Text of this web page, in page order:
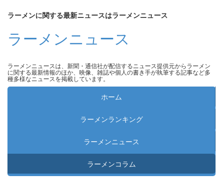
ラーメンに関する最新ニュースはラーメンニュース
ラーメンニュース
ラーメンニュースは、新聞・通信社が配信するニュース提供元からラーメン
に関する最新情報のほか、映像、雑誌や個人の書き手が執筆する記事など多
種多様なニュースを掲載しています。
ホーム
ラーメンランキング
ラーメンニュース
ラーメンコラム